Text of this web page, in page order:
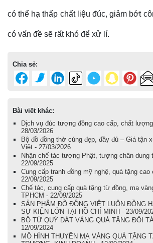
có thể hạ thấp chất liệu đúc, giảm bớt
có vấn đề sẽ rất khó để xử lí.
Chia sẻ:
Bài viết khác:
Dịch vụ đúc tượng đồng cao cấp, chất
28/03/2026
Bộ đồ đồng thờ cúng đẹp, đầy đủ – Giá tận
Việt - 27/03/2026
Nhận chế tác tượng Phật, tượng chân dung
22/09/2025
Cung cấp tranh đồng mỹ nghệ, quà tặng cao
22/09/2025
Chế tác, cung cấp quà tặng từ đồng, mạ
TPHCM - 22/09/2025
SẢN PHẨM ĐỒ ĐỒNG VIỆT LUÔN ĐỒNG
SỰ KIỆN LỚN TẠI HỒ CHÍ MINH - 23/09/
BỘ TỨ QUÝ DÁT VÀNG QUÀ TẶNG ĐỐI
12/09/2024
MÔ HÌNH THUYỀN MẠ VÀNG QUÀ TẶNG